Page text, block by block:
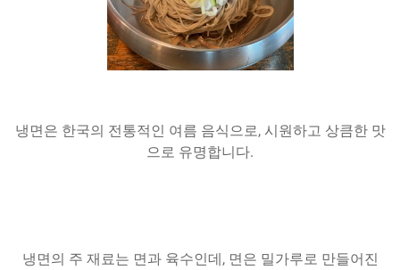
냉면은 한국의 전통적인 여름 음식으로, 시원하고 상큼한 맛
으로 유명합니다.
냉면의 주 재료는 면과 육수인데, 면은 밀가루로 만들어진